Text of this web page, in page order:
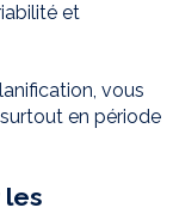
et
vous
en période
les